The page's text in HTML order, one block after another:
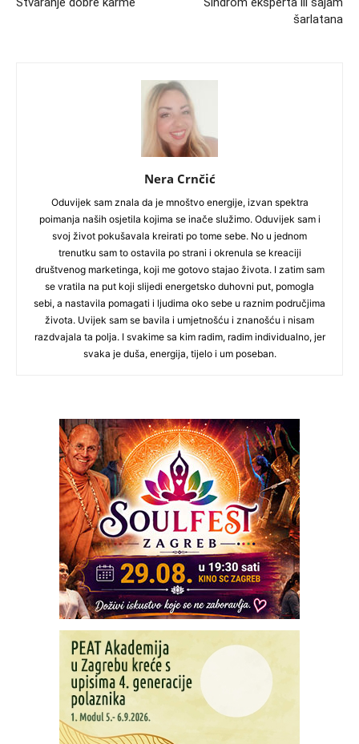
šarlatana
Nera Crnčić
Oduvijek sam znala da je mnoštvo energije, izvan spektra
poimanja naših osjetila kojima se inače služimo. Oduvijek sam i
svoj život pokušavala kreirati po tome sebe. No u jednom
trenutku sam to ostavila po strani i okrenula se kreaciji
društvenog marketinga, koji me gotovo stajao života. I zatim sam
se vratila na put koji slijedi energetsko duhovni put, pomogla
sebi, a nastavila pomagati i ljudima oko sebe u raznim područjima
života. Uvijek sam se bavila i umjetnošću i znanošću i nisam
razdvajala ta polja. I svakime sa kim radim, radim individualno, jer
svaka je duša, energija, tijelo i um poseban.